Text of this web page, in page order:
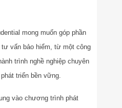
mong muốn góp phần
vấn bảo hiểm, từ một công
trình nghề nghiệp chuyên
triển bền vững.
vào chương trình phát